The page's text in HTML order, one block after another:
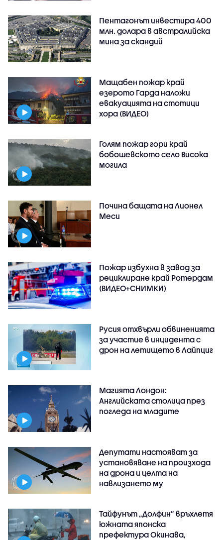
Пентагонът инвестира 400
млн. долара в австралийска
мина за скандий
Мащабен пожар край
езерото Гарда наложи
евакуацията на стотици
хора (ВИДЕО)
Голям пожар гори край
бобошевското село Висока
могила
Почина бащата на Лионел
Меси
Пожар избухна в завод за
рециклиране край Ротердам
(ВИДЕО+СНИМКИ)
Русия отхвърли обвиненията
за участие в инцидента с
дрон на летището в Лайпциг
Магията Лондон:
Английската столица през
погледа на младите
Депутати настояват за
установяване на произхода
на дрона и целта на
навлизането му
Тайфунът „Долфин” връхлетя
южната японска
префектура Окинава,